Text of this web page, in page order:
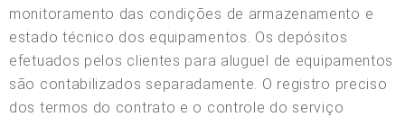
monitoramento das condições de armazenamento e
estado técnico dos equipamentos. Os depósitos
efetuados pelos clientes para aluguel de equipamentos
são contabilizados separadamente. O registro preciso
dos termos do contrato e o controle do serviço